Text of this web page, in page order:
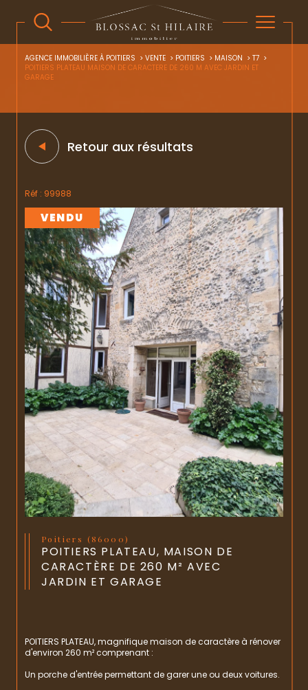
AGENCE IMMOBILIÈRE À POITIERS VENTE POITIERS MAISON
T7
POITIERS PLATEAU MAISON DE CARACTERE DE 260 M AVEC JARDIN ET
GARAGE
Retour aux résultats
Réf : 99988
VENDU
Poitiers (86000)
POITIERS PLATEAU, MAISON DE
CARACTÈRE DE 260 M² AVEC
JARDIN ET GARAGE
POITIERS PLATEAU, magnifique maison de caractère à rénover
d'environ 260 m² comprenant :
Un porche d'entrée permettant de garer une ou deux voitures.